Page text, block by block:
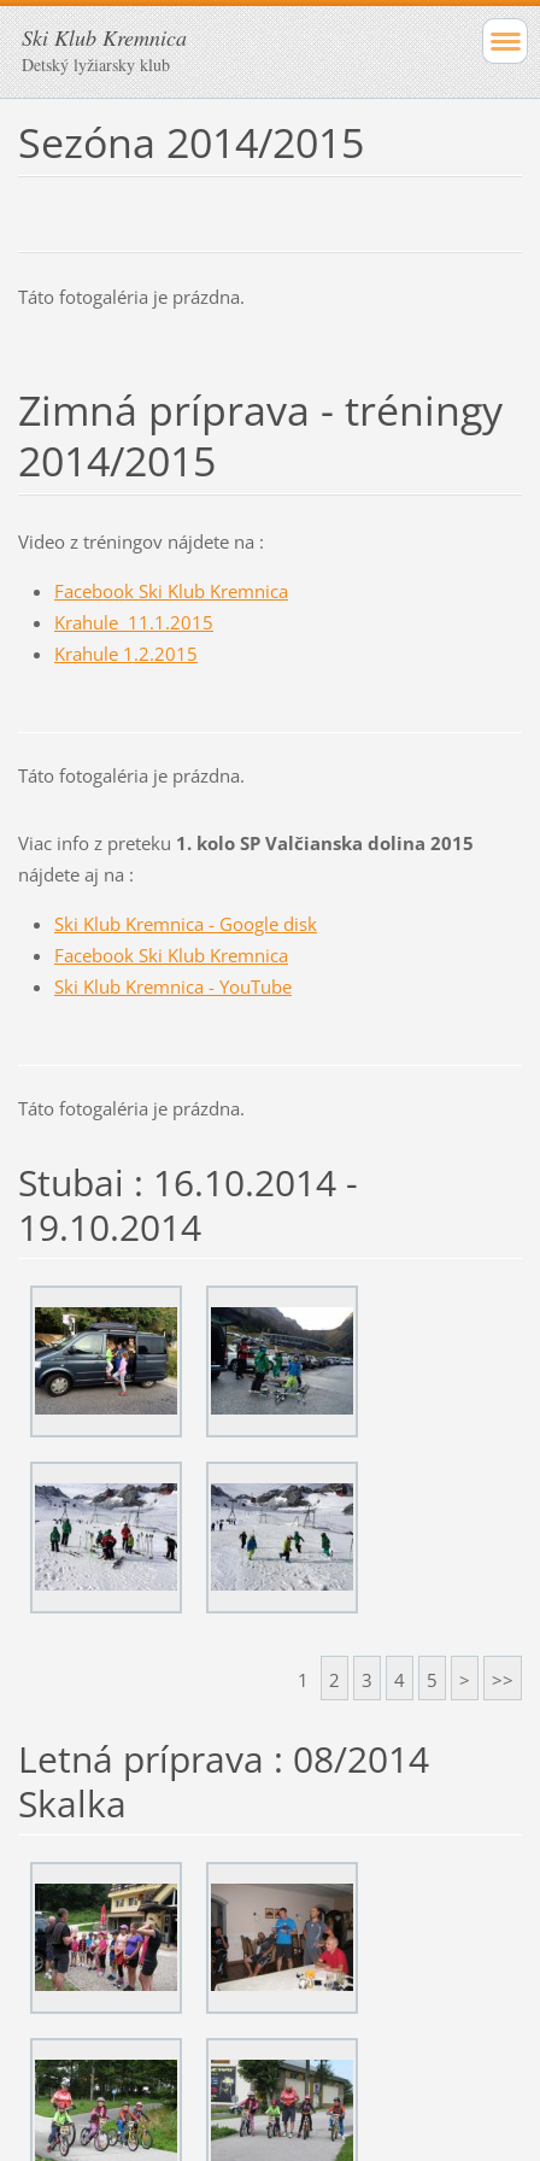
Ski Klub Kremnica
Detský lyžiarsky klub
Sezóna 2014/2015
Táto fotogaléria je prázdna.
Zimná príprava - tréningy
2014/2015
Video z tréningov nájdete na :
Facebook Ski Klub Kremnica
Krahule 11.1.2015
Krahule 1.2.2015
Táto fotogaléria je prázdna.
Viac info z preteku 1. kolo SP Valčianska dolina 2015
nájdete aj na :
Ski Klub Kremnica - Google disk
Facebook Ski Klub Kremnica
Ski Klub Kremnica - YouTube
Táto fotogaléria je prázdna.
Stubai : 16.10.2014 -
19.10.2014
1 2 3 4 5 > >>
Letná príprava : 08/2014
Skalka